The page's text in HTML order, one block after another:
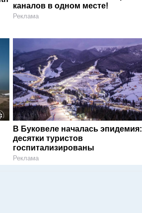
каналов в одном месте!
Реклама
В Буковеле началась эпидемия:
десятки туристов
госпитализированы
Реклама